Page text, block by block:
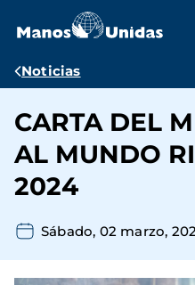
contenido
Ruta
navegación
Noticias
CARTA DEL
AL MUNDO
2024
Sábado, 02 marzo,